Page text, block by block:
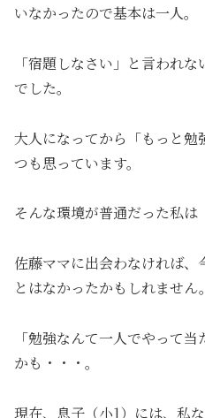
いなかったので基本は一人。
「宿題しなさい」と言われ
でした。
大人になってから「もっと
つも思っています。
そんな環境が普通だった私は
佐藤ママに出会わなければ、
とはなかったかもしれません。
「勉強なんて一人でやって
かも・・・。
現在、息子（小1）には、私